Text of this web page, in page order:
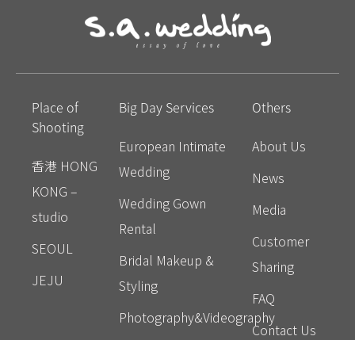
Place of
Shooting
香港 HONG
KONG –
studio
SEOUL
JEJU
Big Day Services
European Intimate
Wedding
Wedding Gown
Rental
Bridal Makeup &
Styling
Photography&Videography
Others
About Us
News
Media
Customer
Sharing
FAQ
Contact Us